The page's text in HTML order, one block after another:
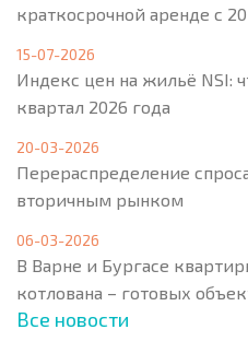
краткосрочной аренде с
15-07-2026
Индекс цен на жильё NSI:
квартал 2026 года
20-03-2026
Перераспределение
вторичным рынком
06-03-2026
В Варне и Бургасе
котлована – готовых
Все новости